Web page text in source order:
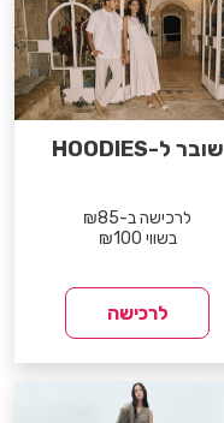
שובר ל-HOODIES
לרכישה ב-₪85
בשווי ₪100
לרכישה